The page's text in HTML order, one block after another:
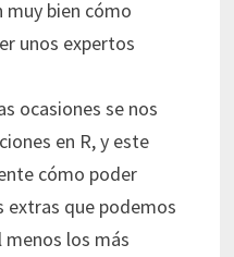
muy bien cómo
unos expertos
ocasiones se nos
en R, y este
cómo poder
que podemos
menos los más